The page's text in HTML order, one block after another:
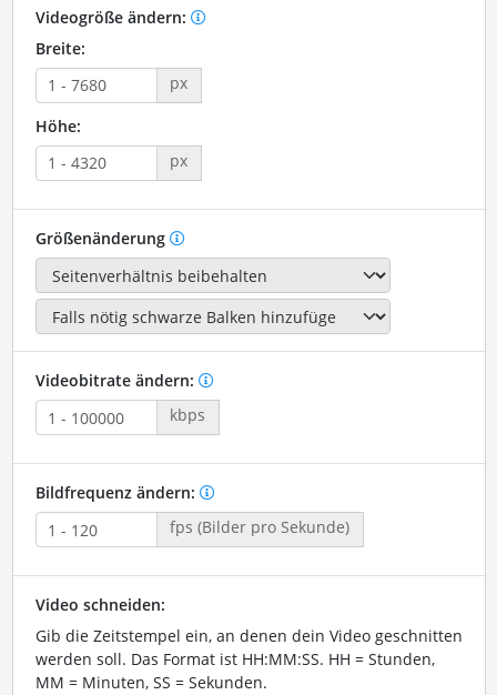
Videogröße ändern:
Breite:
px
Höhe:
px
Größenänderung
Videobitrate ändern:
kbps
Bildfrequenz ändern:
fps (Bilder pro Sekunde)
Video schneiden:
Gib die Zeitstempel ein, an denen dein Video geschnitten
werden soll. Das Format ist HH:MM:SS. HH = Stunden,
MM = Minuten, SS = Sekunden.